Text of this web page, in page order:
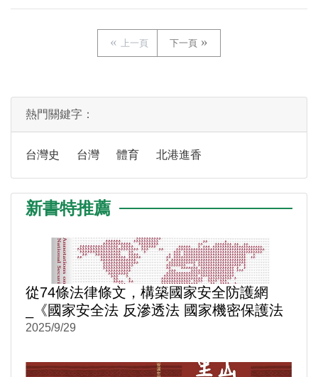
上一頁 下一頁
熱門關鍵字：
台灣史 台灣 體育 北港進香
新書特推薦
從74條法律條文，構築國家安全防護網
_《國家安全法 反滲透法 國家機密保護法
逐條評釋》
2025/9/29